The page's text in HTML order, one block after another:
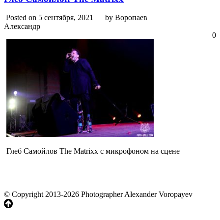
Posted on 5 сентября, 2021
by Воропаев
Александр
0
Глеб Самойлов The Matrixx с микрофоном на сцене
© Copyright 2013-2026 Photographer Alexander Voropayev